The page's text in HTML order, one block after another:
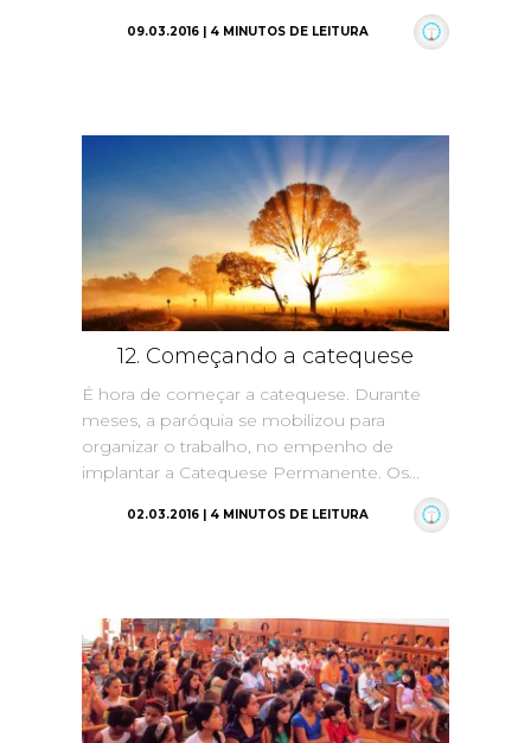
09.03.2016 | 4 MINUTOS DE LEITURA
12. Começando a catequese
É hora de começar a catequese. Durante
meses, a paróquia se mobilizou para
organizar o trabalho, no empenho de
implantar a Catequese Permanente. Os...
02.03.2016 | 4 MINUTOS DE LEITURA